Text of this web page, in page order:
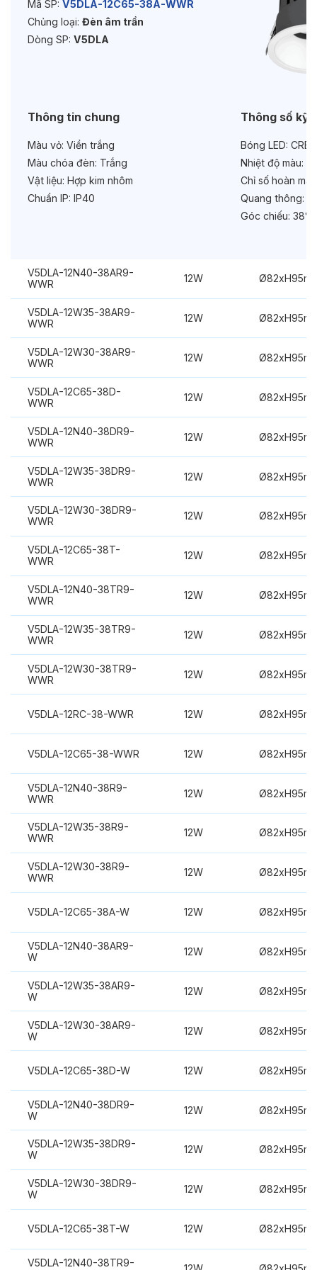
Độ bền & tùy chọn mở rộng
Chức năng:Dimmer Triac
Mã SP: V5DLA-12C65-38A-WWR
Chủng loại: Đèn âm trần
Dòng SP: V5DLA
Thông tin chung
Màu vỏ: Viền trắng
Màu chóa đèn: Trắng
Vật liệu: Hợp kim nhôm
Chuẩn IP: IP40
Thông số kỹ
Bóng LED:
Nhiệt độ màu:
Chỉ số hoàn
Quang thông:
Góc chiếu: 38°
V5DLA-12N40-38AR9-
WWR
12W
V5DLA-12W35-38AR9-
WWR
12W
V5DLA-12W30-38AR9-
WWR
12W
V5DLA-12C65-38D-
WWR
12W
V5DLA-12N40-38DR9-
WWR
12W
V5DLA-12W35-38DR9-
WWR
12W
V5DLA-12W30-38DR9-
WWR
12W
V5DLA-12C65-38T-
WWR
12W
V5DLA-12N40-38TR9-
WWR
12W
V5DLA-12W35-38TR9-
WWR
12W
V5DLA-12W30-38TR9-
WWR
12W
V5DLA-12RC-38-WWR 12W
V5DLA-12C65-38-WWR 12W
V5DLA-12N40-38R9-
WWR
12W
V5DLA-12W35-38R9-
WWR
12W
V5DLA-12W30-38R9-
WWR
12W
V5DLA-12C65-38A-W 12W
V5DLA-12N40-38AR9-
W
12W
V5DLA-12W35-38AR9-
W
12W
V5DLA-12W30-38AR9-
W
12W
V5DLA-12C65-38D-W 12W
V5DLA-12N40-38DR9-
W
12W
V5DLA-12W35-38DR9-
W
12W
V5DLA-12W30-38DR9-
W
12W
V5DLA-12C65-38T-W 12W
V5DLA-12N40-38TR9-